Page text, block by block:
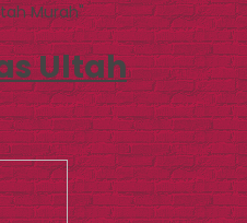
Murah"
Ultah